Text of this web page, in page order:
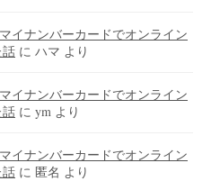
イナンバーカードでオンライン
に ハマ より
イナンバーカードでオンライン
に ym より
イナンバーカードでオンライン
に 匿名 より